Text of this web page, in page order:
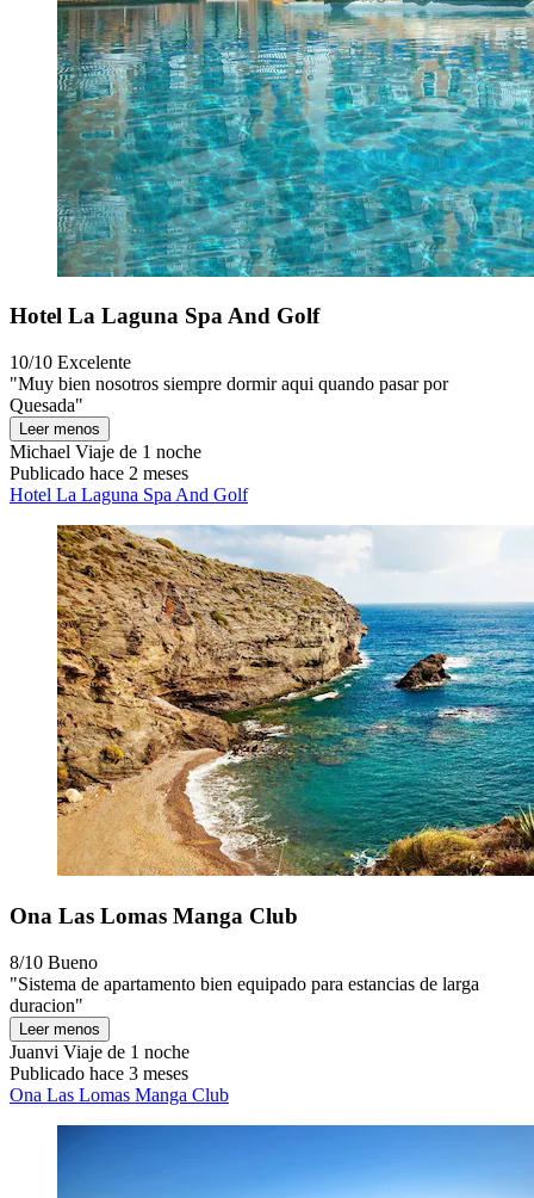
Hotel La Laguna Spa And Golf
10/10 Excelente
"Muy bien nosotros siempre dormir aqui quando pasar por
Quesada"
Leer menos
Michael Viaje de 1 noche
Publicado hace 2 meses
Hotel La Laguna Spa And Golf
Ona Las Lomas Manga Club
8/10 Bueno
"Sistema de apartamento bien equipado para estancias de larga
duracion"
Leer menos
Juanvi Viaje de 1 noche
Publicado hace 3 meses
Ona Las Lomas Manga Club